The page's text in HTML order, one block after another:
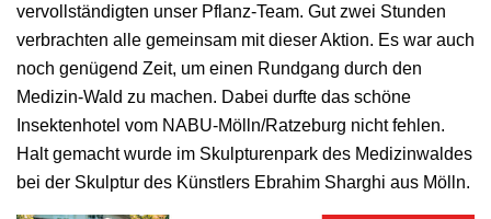
vervollständigten unser Pflanz-Team. Gut zwei Stunden
verbrachten alle gemeinsam mit dieser Aktion. Es war auch
noch genügend Zeit, um einen Rundgang durch den
Medizin-Wald zu machen. Dabei durfte das schöne
Insektenhotel vom NABU-Mölln/Ratzeburg nicht fehlen.
Halt gemacht wurde im Skulpturenpark des Medizinwaldes
bei der Skulptur des Künstlers Ebrahim Sharghi aus Mölln.